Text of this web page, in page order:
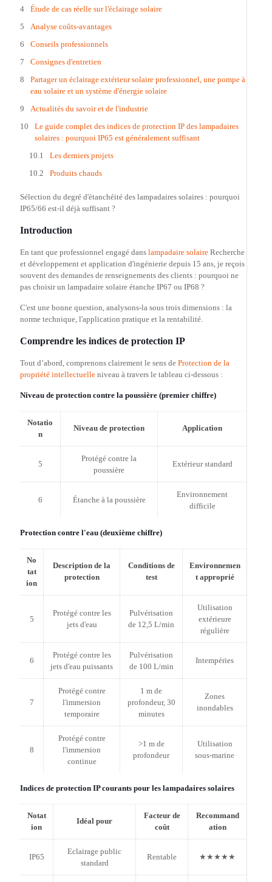
Étude de cas réelle sur l'éclairage solaire
Analyse coûts-avantages
Conseils professionnels
Consignes d'entretien
Partager un éclairage extérieur solaire professionnel, une pompe à
eau solaire et un système d'énergie solaire
Actualités du savoir et de l'industrie
Le guide complet des indices de protection IP des lampadaires
solaires : pourquoi IP65 est généralement suffisant
Les derniers projets
Produits chauds
Sélection du degré d'étanchéité des lampadaires solaires : pourquoi
IP65/66 est-il déjà suffisant ?
Introduction
En tant que professionnel engagé dans lampadaire solaire Recherche
et développement et application d'ingénierie depuis 15 ans, je reçois
souvent des demandes de renseignements des clients : pourquoi ne
pas choisir un lampadaire solaire étanche IP67 ou IP68 ?
C'est une bonne question, analysons-la sous trois dimensions : la
norme technique, l'application pratique et la rentabilité.
Comprendre les indices de protection IP
Tout d’abord, comprenons clairement le sens de Protection de la
propriété intellectuelle niveau à travers le tableau ci-dessous :
Niveau de protection contre la poussière (premier chiffre)
Notatio
n
Niveau de protection Application
5
Protégé contre la
poussière
Extérieur standard
6 Étanche à la poussière
Environnement
difficile
Protection contre l'eau (deuxième chiffre)
No
tat
ion
Description de la
protection
Conditions de
test
Environnemen
t approprié
5
Protégé contre les
jets d'eau
Pulvérisation
de 12,5 L/min
Utilisation
extérieure
régulière
6
Protégé contre les
jets d'eau puissants
Pulvérisation
de 100 L/min
Intempéries
7
Protégé contre
l'immersion
temporaire
1 m de
profondeur, 30
minutes
Zones
inondables
8
Protégé contre
l'immersion
continue
>1 m de
profondeur
Utilisation
sous-marine
Indices de protection IP courants pour les lampadaires solaires
Notat
ion
Idéal pour
Facteur de
coût
Recommand
ation
IP65
Eclairage public
standard
Rentable ★★★★★